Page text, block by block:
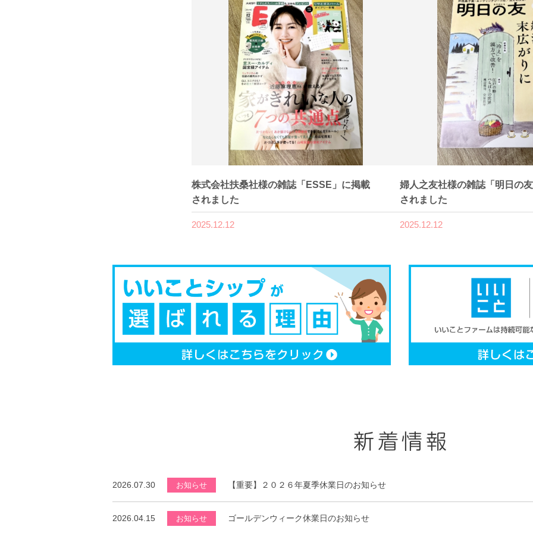
株式会社扶桑社様の雑誌「ESSE」に掲載
されました
2025.12.12
婦人之友社様の雑誌「明日の
されました
2025.12.12
2026.07.30 お知らせ 【重要】２０２６年夏季休業日のお知らせ
2026.04.15 お知らせ ゴールデンウィーク休業日のお知らせ